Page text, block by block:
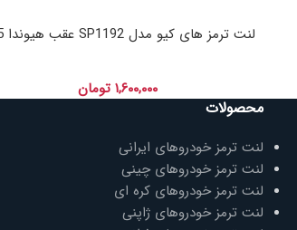
لنت ترمز های کیو مدل SP1192 عقب هیوندا ix55
۱,۶۰۰,۰۰۰ تومان
محصولات
لنت ترمز خودروهای ایرانی
لنت ترمز خودروهای چینی
لنت ترمز خودروهای کره ای
لنت ترمز خودروهای ژاپنی